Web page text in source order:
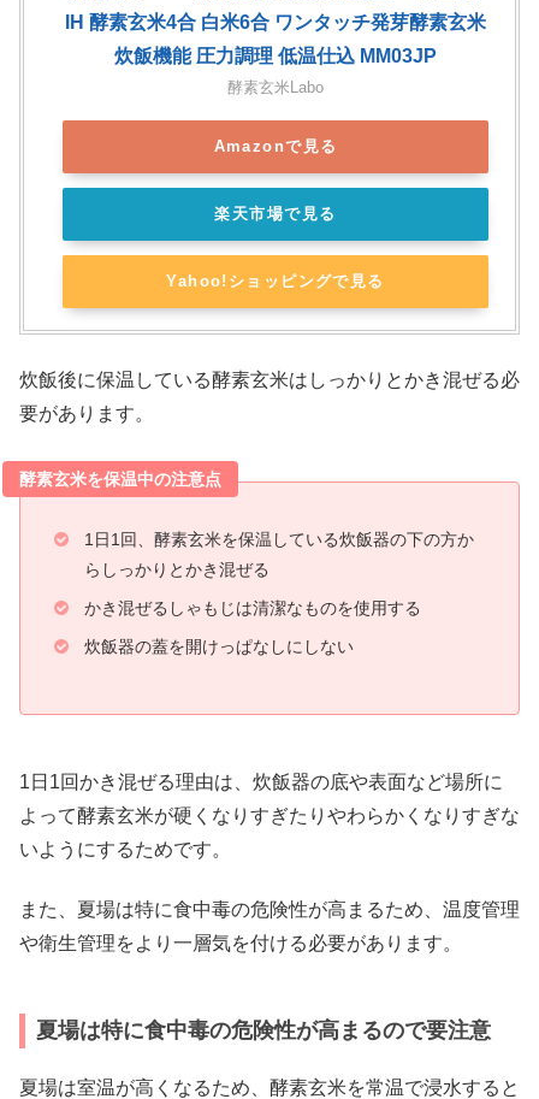
IH 酵素玄米4合 白米6合 ワンタッチ発芽酵素玄米
炊飯機能 圧力調理 低温仕込 MM03JP
酵素玄米Labo
Amazonで見る
楽天市場で見る
Yahoo!ショッピングで見る
炊飯後に保温している酵素玄米はしっかりとかき混ぜる必
要があります。
酵素玄米を保温中の注意点
1日1回、酵素玄米を保温している炊飯器の下の方か
らしっかりとかき混ぜる
かき混ぜるしゃもじは清潔なものを使用する
炊飯器の蓋を開けっぱなしにしない
1日1回かき混ぜる理由は、炊飯器の底や表面など場所に
よって酵素玄米が硬くなりすぎたりやわらかくなりすぎな
いようにするためです。
また、夏場は特に食中毒の危険性が高まるため、温度管理
や衛生管理をより一層気を付ける必要があります。
夏場は特に食中毒の危険性が高まるので要注意
夏場は室温が高くなるため、酵素玄米を常温で浸水すると